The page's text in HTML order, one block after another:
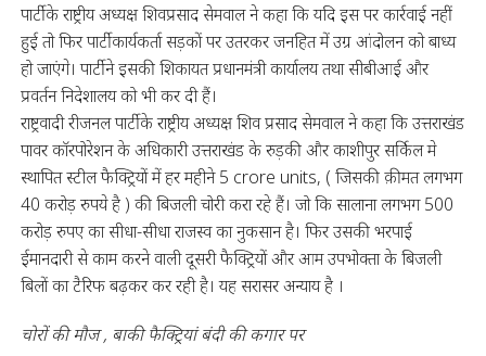
पार्टी के राष्ट्रीय अध्यक्ष शिवप्रसाद सेमवाल ने कहा कि यदि इस पर कार्रवाई नहीं
हुई तो फिर पार्टी कार्यकर्ता सड़कों पर उतरकर जनहित में उग्र आंदोलन को बाध्य
हो जाएंगे। पार्टी ने इसकी शिकायत प्रधानमंत्री कार्यालय तथा सीबीआई और
प्रवर्तन निदेशालय को भी कर दी हैं।
राष्ट्रवादी रीजनल पार्टी के राष्ट्रीय अध्यक्ष शिव प्रसाद सेमवाल ने कहा कि उत्तराखंड
पावर कॉरपोरेशन के अधिकारी उत्तराखंड के रुड़की और काशीपुर सर्किल मे
स्थापित स्टील फैक्ट्रियों में हर महीने 5 crore units, ( जिसकी क़ीमत लगभग
40 करोड़ रुपये है ) की बिजली चोरी करा रहे हैं। जो कि सालाना लगभग 500
करोड़ रुपए का सीधा-सीधा राजस्व का नुकसान है। फिर उसकी भरपाई
ईमानदारी से काम करने वाली दूसरी फैक्ट्रियों और आम उपभोक्ता के बिजली
बिलों का टैरिफ बढ़कर कर रही है। यह सरासर अन्याय है ।
चोरों की मौज , बाकी फैक्ट्रियां बंदी की कगार पर